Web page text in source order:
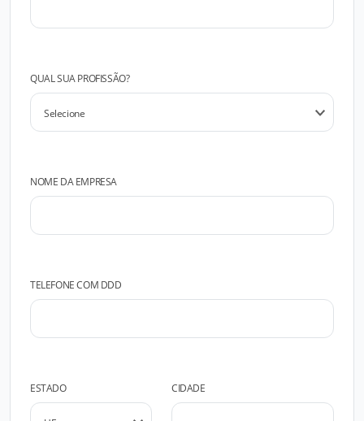
QUAL SUA PROFISSÃO?
NOME DA EMPRESA
TELEFONE COM DDD
ESTADO CIDADE